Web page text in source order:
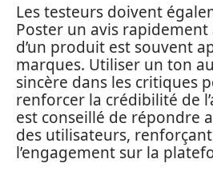
Les testeurs doivent
Poster un avis
d’un produit est souvent
marques. Utiliser un ton
sincère dans les critiques
renforcer la crédibilité de
est conseillé de répondre
des utilisateurs,
l’engagement sur la